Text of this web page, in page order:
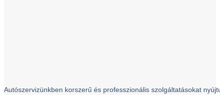
Autószervizünkben korszerű és professzionális szolgáltatásokat